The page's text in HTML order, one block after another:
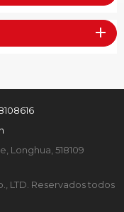
Longhua, 518109
LTD. Reservados todos